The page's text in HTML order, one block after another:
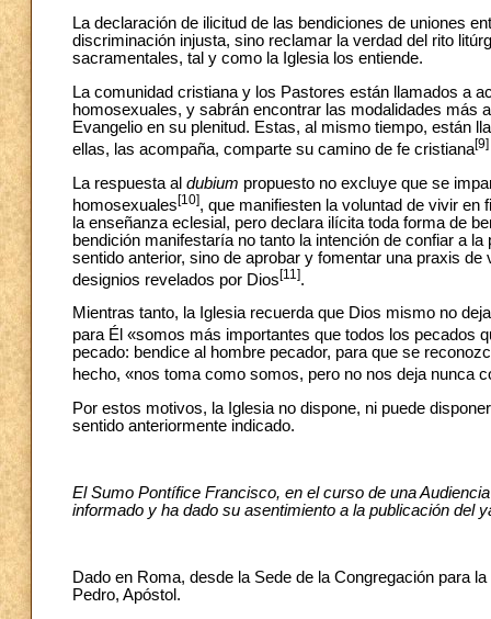
La declaración de ilicitud de las bendiciones de uniones
discriminación injusta, sino reclamar la verdad del rito
sacramentales, tal y como la Iglesia los entiende.
La comunidad cristiana y los Pastores están llamados a
homosexuales, y sabrán encontrar las modalidades más
Evangelio en su plenitud. Estas, al mismo tiempo, están
ellas, las acompaña, comparte su camino de fe cristiana[9]
La respuesta al dubium propuesto no excluye que se
homosexuales[10], que manifiesten la voluntad de vivir
la enseñanza eclesial, pero declara ilícita toda forma de
bendición manifestaría no tanto la intención de confiar a
sentido anterior, sino de aprobar y fomentar una praxis
designios revelados por Dios[11].
Mientras tanto, la Iglesia recuerda que Dios mismo no
para Él «somos más importantes que todos los pecados
pecado: bendice al hombre pecador, para que se
hecho, «nos toma como somos, pero no nos deja nunca
Por estos motivos, la Iglesia no dispone, ni puede
sentido anteriormente indicado.
El Sumo Pontífice Francisco, en el curso de una
informado y ha dado su asentimiento a la publicación del
Dado en Roma, desde la Sede de la Congregación para
Pedro, Apóstol.